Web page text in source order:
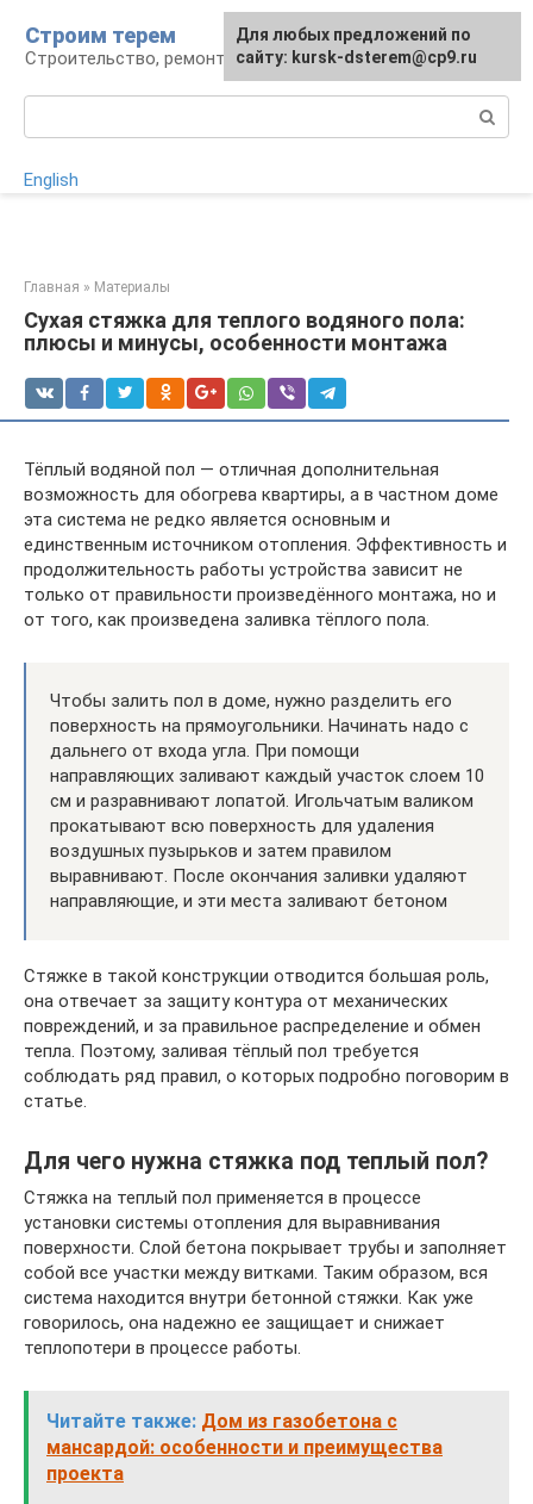
контенту
Строим терем
Строительство, ремонт, ландшафт
English
Главная » Материалы
Cухая стяжка для теплого водяного пола:
плюсы и минусы, особенности монтажа
Тёплый водяной пол — отличная дополнительная
возможность для обогрева квартиры, а в частном доме
эта система не редко является основным и
единственным источником отопления. Эффективность и
продолжительность работы устройства зависит не
только от правильности произведённого монтажа, но и
от того, как произведена заливка тёплого пола.
Чтобы залить пол в доме, нужно разделить его
поверхность на прямоугольники. Начинать надо с
дальнего от входа угла. При помощи
направляющих заливают каждый участок слоем 10
см и разравнивают лопатой. Игольчатым валиком
прокатывают всю поверхность для удаления
воздушных пузырьков и затем правилом
выравнивают. После окончания заливки удаляют
направляющие, и эти места заливают бетоном
Стяжке в такой конструкции отводится большая роль,
она отвечает за защиту контура от механических
повреждений, и за правильное распределение и обмен
тепла. Поэтому, заливая тёплый пол требуется
соблюдать ряд правил, о которых подробно поговорим в
статье.
Для чего нужна стяжка под теплый пол?
Стяжка на теплый пол применяется в процессе
установки системы отопления для выравнивания
поверхности. Слой бетона покрывает трубы и заполняет
собой все участки между витками. Таким образом, вся
система находится внутри бетонной стяжки. Как уже
говорилось, она надежно ее защищает и снижает
теплопотери в процессе работы.
Читайте также: Дом из газобетона с
мансардой: особенности и преимущества
проекта
Для любых предложений по
сайту: kursk-dsterem@cp9.ru